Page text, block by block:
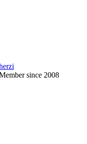
since 2008